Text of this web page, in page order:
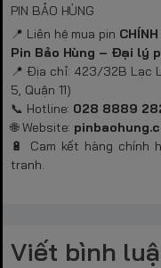
PIN BẢO HÙNG
📍 Liên hệ mua pin
Pin Bảo Hùng – Đại lý
📍 Địa chỉ: 423/32B Lạc
5, Quận 11)
📞 Hotline: 028 8889
🌐 Website:
🔋 Cam kết hàng chính
tranh.
Viết bình